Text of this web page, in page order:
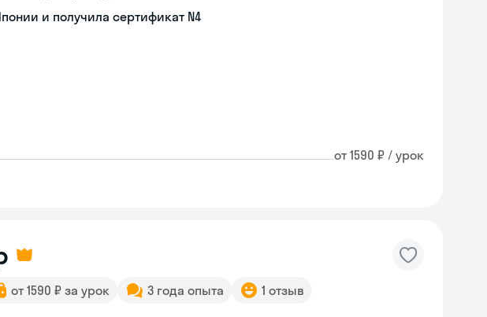
и получила сертификат N4
от 1590 ₽ / урок
от 1590 ₽ за урок 3 года опыта 1 отзыв